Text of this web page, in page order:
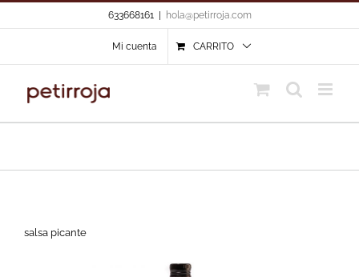
633668161 hola@petirroja.com
Mi cuenta CARRITO
salsa picante